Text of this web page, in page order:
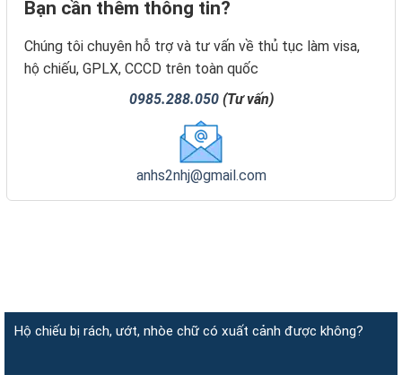
Bạn cần thêm thông tin?
Chúng tôi chuyên hỗ trợ và tư vấn về thủ tục làm visa,
hộ chiếu, GPLX, CCCD trên toàn quốc
0985.288.050(Tư vấn)
anhs2nhj@gmail.com
Hộ chiếu bị rách, ướt, nhòe chữ có xuất cảnh được không?